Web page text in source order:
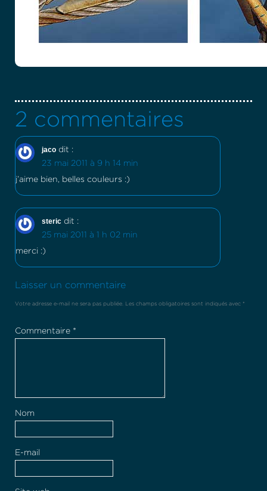
2 commentaires
jaco dit :
23 mai 2011 à 9 h 14 min
j’aime bien, belles couleurs :)
steric dit :
25 mai 2011 à 1 h 02 min
merci :)
Laisser un commentaire
Votre adresse e-mail ne sera pas publiée. Les champs obligatoires sont indiqués avec *
Commentaire *
Nom
E-mail